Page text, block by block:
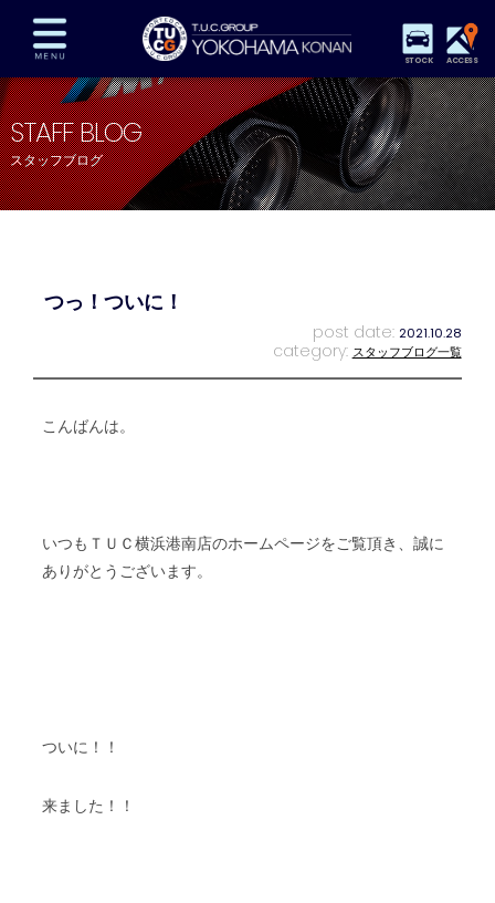
STOCK ACCESS
在庫車両情報 保証&サービス パーツリスト
TUCとは？ 店舗情報 アクセスマップ
全国納車 特別作業 注文販売
STAFF BLOG
スタッフブログ
つっ！ついに！
post date: 2021.10.28
category: スタッフブログ一覧
こんばんは。
いつもＴＵＣ横浜港南店のホームページをご覧頂き、誠に
ありがとうございます。
ついに！！
来ました！！